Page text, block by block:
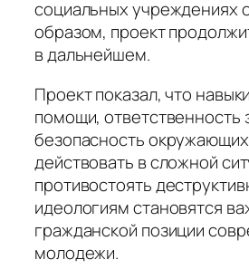
социальных учреждениях
образом, проект
в дальнейшем.
Проект показал, что
помощи, ответственность
безопасность
действовать в сложной
противостоять
идеологиям становятся
гражданской позиции
молодежи.